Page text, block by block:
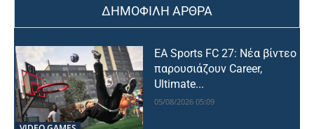
ΔΗΜΟΦΙΛΗ ΑΡΘΡΑ
EA Sports FC 27: Νέα βίντεο
παρουσιάζουν Career,
Ultimate...
05/08/2026 05:09